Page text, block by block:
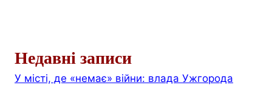
Недавні записи
У місті, де «немає» війни: влада Ужгорода